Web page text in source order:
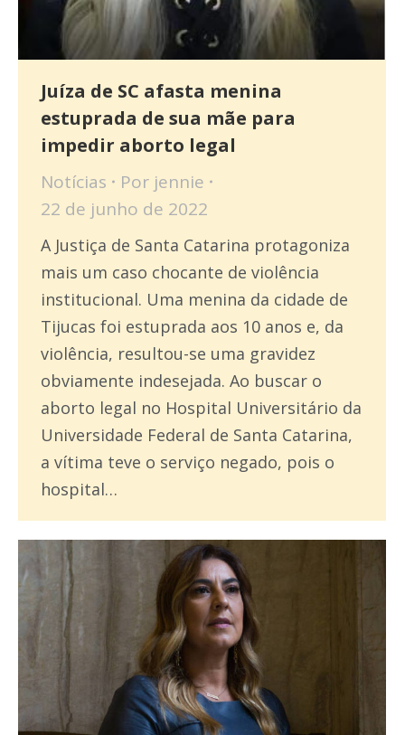
Juíza de SC afasta menina
estuprada de sua mãe para
impedir aborto legal
Notícias Por jennie
22 de junho de 2022
A Justiça de Santa Catarina protagoniza
mais um caso chocante de violência
institucional. Uma menina da cidade de
Tijucas foi estuprada aos 10 anos e, da
violência, resultou-se uma gravidez
obviamente indesejada. Ao buscar o
aborto legal no Hospital Universitário da
Universidade Federal de Santa Catarina,
a vítima teve o serviço negado, pois o
hospital…